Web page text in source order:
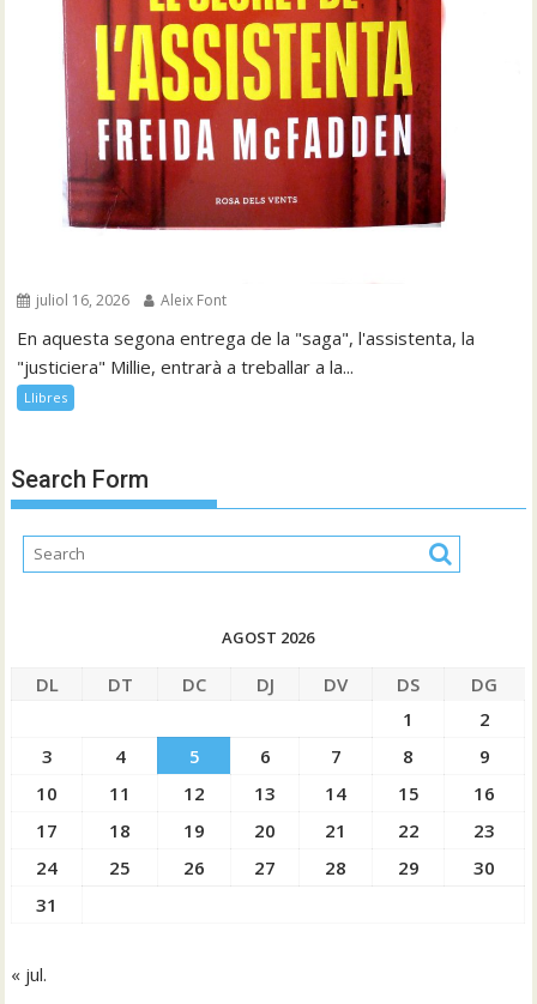
juliol 16, 2026 Aleix Font
En aquesta segona entrega de la "saga", l'assistenta, la
"justiciera" Millie, entrarà a treballar a la...
Llibres
Search Form
AGOST 2026
DL DT DC DJ DV DS
DG
1
2
3
4 5 6 7 8
9
10
11 12 13 14 15
16
17
18 19 20 21 22
23
24
25 26 27 28 29
30
31
« jul.